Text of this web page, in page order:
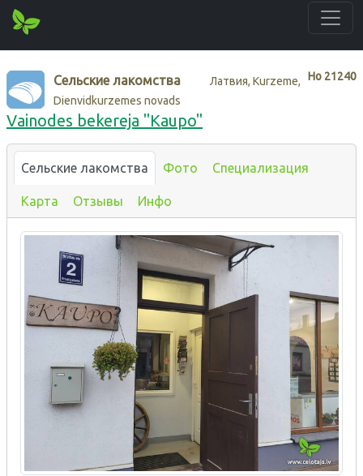
Нo 21240
Сельские лакомства
Латвия, Kurzeme,
Dienvidkurzemes novads
Vainodes bekereja "Kaupo"
Сельские лакомства Фото Специализация
Карта Отзывы Инфо